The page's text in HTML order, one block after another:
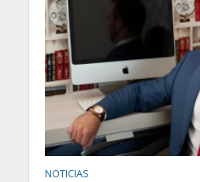
NOTICIAS